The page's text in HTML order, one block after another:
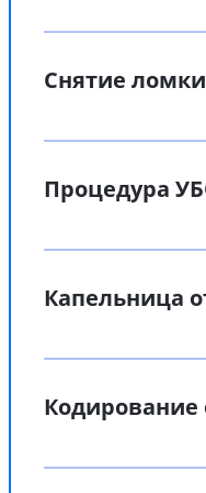
Снятие
Процедура
Капельница